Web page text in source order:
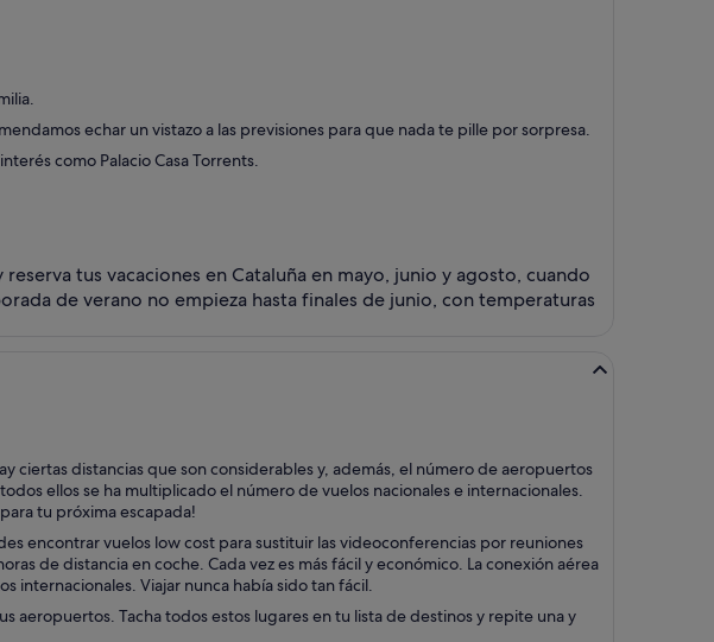
echar un vistazo a las previsiones para que nada te pille por sorpresa.
como Palacio Casa Torrents.
tus vacaciones en Cataluña en mayo, junio y agosto, cuando
de verano no empieza hasta finales de junio, con temperaturas
ciertas distancias que son considerables y, además, el número de aeropuertos
ellos se ha multiplicado el número de vuelos nacionales e internacionales.
tu próxima escapada!
encontrar vuelos low cost para sustituir las videoconferencias por reuniones
de distancia en coche. Cada vez es más fácil y económico. La conexión aérea
internacionales. Viajar nunca había sido tan fácil.
aeropuertos. Tacha todos estos lugares en tu lista de destinos y repite una y